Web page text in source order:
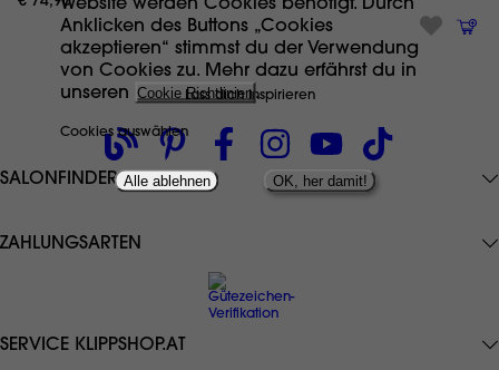
Lass dich inspirieren
SALONFINDER
ZAHLUNGSARTEN
SERVICE KLIPPSHOP.AT
Website werden Cookies benötigt. Durch
Anklicken des Buttons „Cookies
akzeptieren“ stimmst du der Verwendung
von Cookies zu. Mehr dazu erfährst du in
unseren Cookie Richtlinien.
Cookies auswählen
Alle ablehnen OK, her damit!